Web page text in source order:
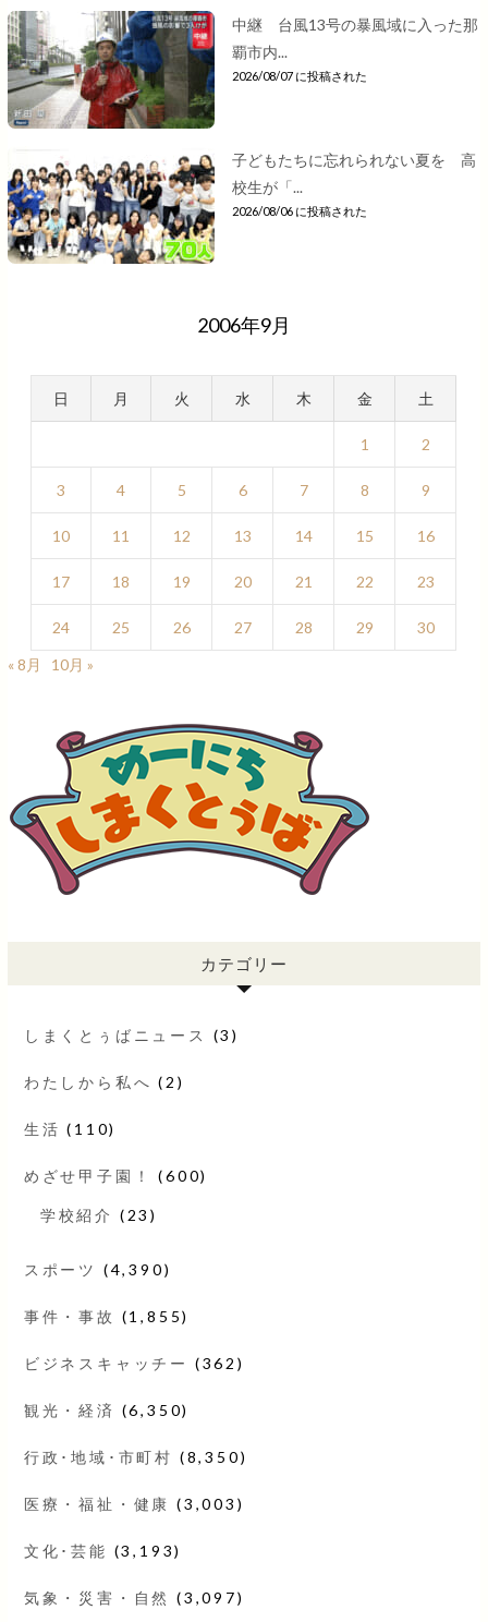
中継 台風13号の暴風域に入った那
覇市内...
2026/08/07 に投稿された
子どもたちに忘れられない夏を 高
校生が「...
2026/08/06 に投稿された
2006年9月
日 月 火 水 木 金 土
1 2
3 4 5 6 7 8 9
10 11 12 13 14 15 16
17 18 19 20 21 22 23
24 25 26 27 28 29
30
« 8月
10月 »
カテゴリー
しまくとぅばニュース (3)
わたしから私へ (2)
生活 (110)
めざせ甲子園！ (600)
学校紹介 (23)
スポーツ (4,390)
事件・事故 (1,855)
ビジネスキャッチー (362)
観光・経済 (6,350)
行政･地域･市町村 (8,350)
医療・福祉・健康 (3,003)
文化･芸能 (3,193)
気象・災害・自然 (3,097)